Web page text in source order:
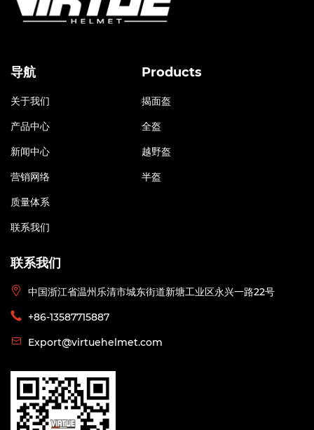
导航
关于我们
产品中心
新闻中心
营销网络
质量体系
联系我们
Products
揭面盔
全盔
越野盔
半盔
联系我们
中国浙江省温州乐清市城东街道新塘工业区永兴一路22号
+86-13587715887
Export@virtuehelmet.com